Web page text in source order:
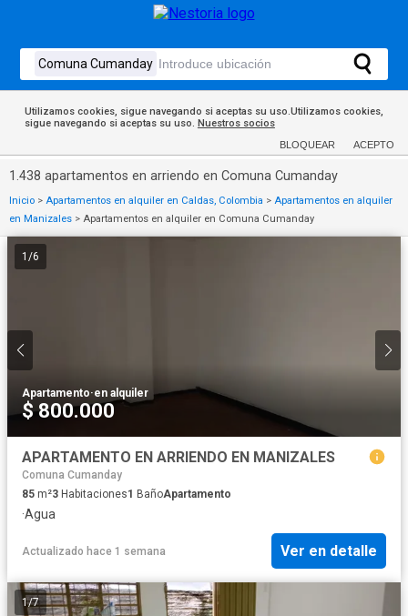
Utilizamos cookies, sigue navegando si aceptas su uso.Utilizamos cookies,
sigue navegando si aceptas su uso. Nuestros socios
BLOQUEAR ACEPTO
1.438 apartamentos en arriendo en Comuna Cumanday
Inicio > Apartamentos en alquiler en Caldas, Colombia > Apartamentos en alquiler
en Manizales > Apartamentos en alquiler en Comuna Cumanday
1 /6
Apartamento·en alquiler
$ 800.000
APARTAMENTO EN ARRIENDO EN MANIZALES
Comuna Cumanday
85 m²3 Habitaciones1 BañoApartamento
·Agua
Actualizado hace 1 semana Ver en detalle
1/7